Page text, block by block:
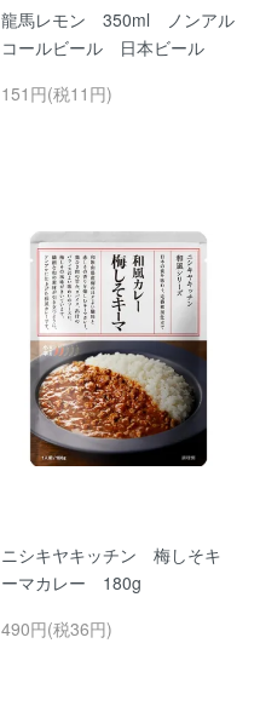
龍馬レモン 350ml ノンアル
コールビール 日本ビール
151円(税11円)
ニシキヤキッチン 梅しそキ
ーマカレー 180g
490円(税36円)